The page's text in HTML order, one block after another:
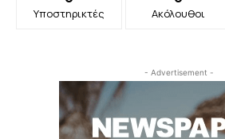
Υποστηρικτές Ακόλουθοι
- Advertisement -